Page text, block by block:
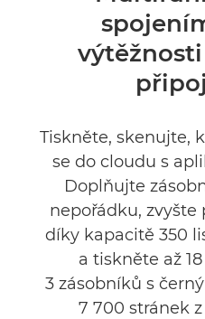
Tiskněte, skenujte,
se do cloudu s
Doplňujte
nepořádku, zvyšte
díky kapacitě 350
a tiskněte až
3 zásobníků s
7 700 stránek